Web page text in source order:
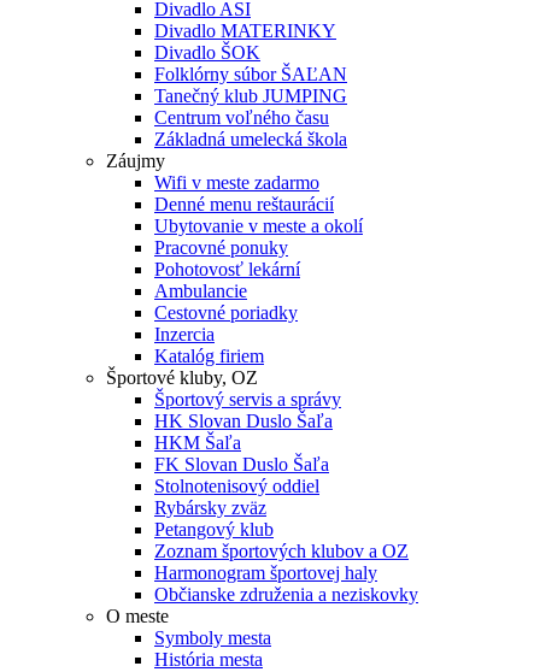
Divadlo ASI
Divadlo MATERINKY
Divadlo ŠOK
Folklórny súbor ŠAĽAN
Tanečný klub JUMPING
Centrum voľného času
Základná umelecká škola
Záujmy
Wifi v meste zadarmo
Denné menu reštaurácií
Ubytovanie v meste a okolí
Pracovné ponuky
Pohotovosť lekární
Ambulancie
Cestovné poriadky
Inzercia
Katalóg firiem
Športové kluby, OZ
Športový servis a správy
HK Slovan Duslo Šaľa
HKM Šaľa
FK Slovan Duslo Šaľa
Stolnotenisový oddiel
Rybársky zväz
Petangový klub
Zoznam športových klubov a OZ
Harmonogram športovej haly
Občianske združenia a neziskovky
O meste
Symboly mesta
História mesta